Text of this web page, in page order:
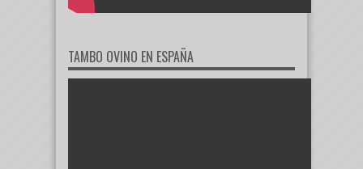
TAMBO OVINO EN ESPAÑA